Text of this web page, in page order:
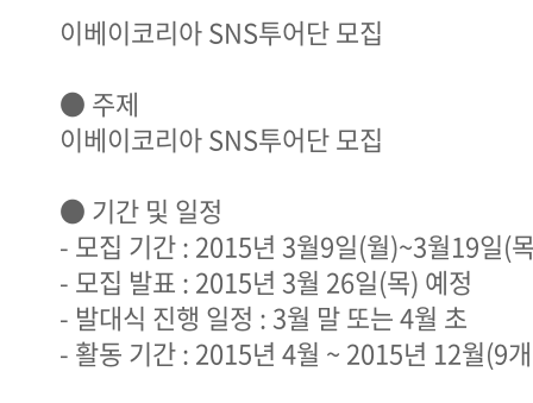
이베이코리아 SNS투어단 모집
● 주제
이베이코리아 SNS투어단 모집
● 기간 및 일정
- 모집 기간 : 2015년 3월9일(월)~3월19일(
- 모집 발표 : 2015년 3월 26일(목) 예정
- 발대식 진행 일정 : 3월 말 또는 4월 초
- 활동 기간 : 2015년 4월 ~ 2015년 12월(9